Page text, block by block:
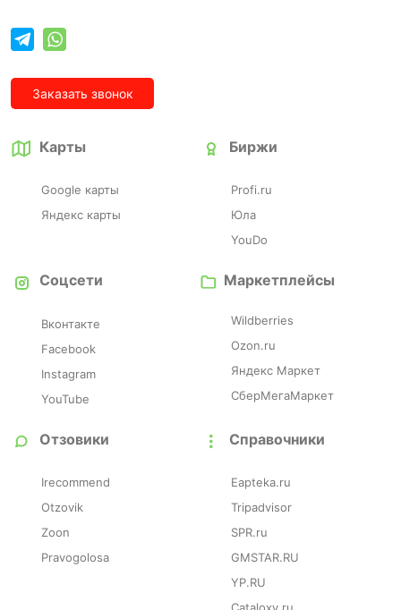
Заказать звонок
Карты
Google карты
Яндекс карты
Биржи
Profi.ru
Юла
YouDo
Соцсети
Вконтакте
Facebook
Instagram
YouTube
Справочники
Eapteka.ru
Tripadvisor
SPR.ru
GMSTAR.RU
YP.RU
Cataloxy.ru
Отзовики
Irecommend
Otzovik
Zoon
Pravogolosa
Маркетплейсы
Wildberries
Ozon.ru
Яндекс Маркет
СберМегаМаркет